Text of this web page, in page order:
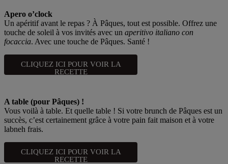
Apero o’clock
Un apéritif avant le repas ? À Pâques, tout est possible. Offrez une
touche de soleil à vos invités avec un aperitivo italiano con
focaccia. Avec une touche de Pâques. Santé !
CLIQUEZ ICI POUR VOIR LA
RECETTE
A table (pour Pâques) !
Vous voilà à table. Et quelle table ! Si votre brunch de Pâques est un
succès, c’est certainement grâce à votre pain fait maison et à votre
labneh frais.
CLIQUEZ ICI POUR VOIR LA
RECETTE